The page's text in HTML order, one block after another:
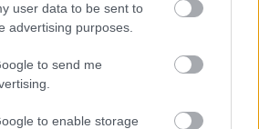
user data to be sent to
advertising purposes.
to send me
to enable storage